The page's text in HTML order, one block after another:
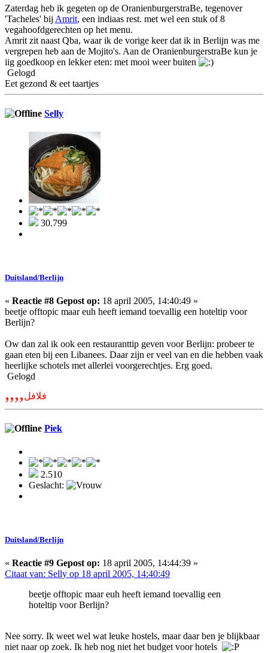
Zaterdag heb ik gegeten op de OranienburgerstraBe, tegenover
'Tacheles' bij Amrit, een indiaas rest. met wel een stuk of 8
vegahoofdgerechten op het menu.
Amrit zit naast Qba, waar ik de vorige keer dat ik in Berlijn was me
vergrepen heb aan de Mojito's. Aan de OranienburgerstraBe kun je
iig goedkoop en lekker eten: met mooi weer buiten
Gelogd
Eet gezond & eet taartjes
Selly
30.799
Duitsland/Berlijn
« Reactie #8 Gepost op: 18 april 2005, 14:40:49 »
beetje offtopic maar euh heeft iemand toevallig een hoteltip voor
Berlijn?
Ow dan zal ik ook een restauranttip geven voor Berlijn: probeer te
gaan eten bij een Libanees. Daar zijn er veel van en die hebben vaak
heerlijke schotels met allerlei voorgerechtjes. Erg goed.
Gelogd
,,,,فلافل
Piek
2.510
Geslacht:
Duitsland/Berlijn
« Reactie #9 Gepost op: 18 april 2005, 14:44:39 »
Citaat van: Selly op 18 april 2005, 14:40:49
beetje offtopic maar euh heeft iemand toevallig een
hoteltip voor Berlijn?
Nee sorry. Ik weet wel wat leuke hostels, maar daar ben je blijkbaar
niet naar op zoek. Ik heb nog niet het budget voor hotels